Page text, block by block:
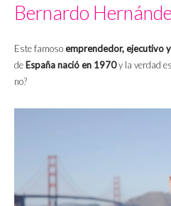
Bernardo
Este famosoemprendedor, ejecutivo
de España nació en 1970y la verdad
no?